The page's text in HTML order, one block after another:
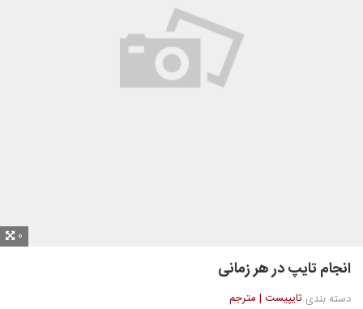
0
انجام تایپ در هر زمانی
دسته بندیتایپیست | مترجم